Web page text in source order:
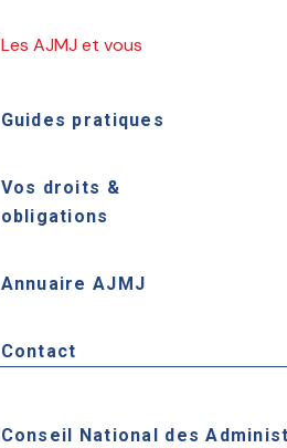
Les AJMJ et vous
Guides pratiques
Vos droits &
obligations
Annuaire AJMJ
Contact
Conseil National des